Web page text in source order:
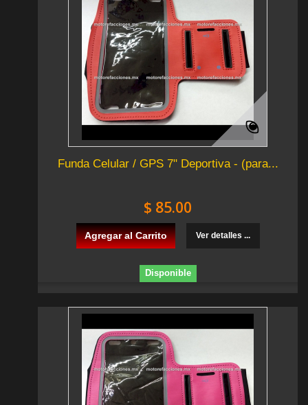
Funda Celular / GPS 7" Deportiva - (para...
$ 85.00
Agregar al Carrito Ver detalles ...
Disponible